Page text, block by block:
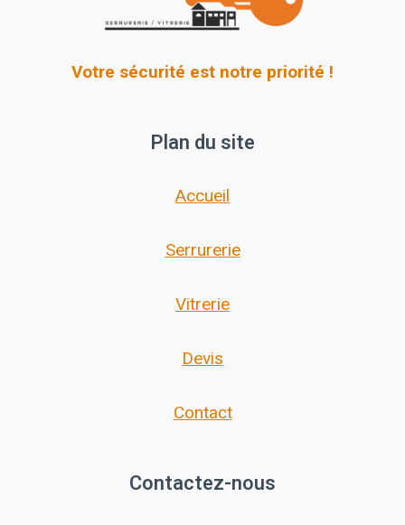
Votre sécurité est notre priorité !
Plan du site
Accueil
Serrurerie
Vitrerie
Devis
Contact
Contactez-nous